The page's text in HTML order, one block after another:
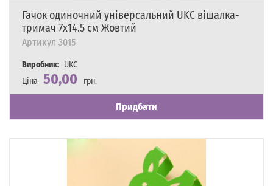
Гачок одиночний універсальний UKC вішалка-
тримач 7х14.5 см Жовтий
Артикул 3015
Виробник: UKC
Ціна 50,00
грн.
Наявність
Є в наявності
Придбати